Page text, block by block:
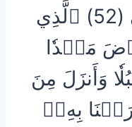
وَلَا يَنسَى (52) ٱلَّذِي
مَهۡدٗا
وَأَنزَلَ مِنَ
بِهِۦٓ